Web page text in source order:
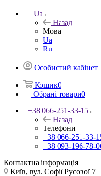
Ua
Назад
Мова
Ua
Ru
Особистий кабінет
Кошик0
Обрані товари0
+38 066-251-33-15
Назад
Телефони
+38 066-251-33-
+38 093-196-78-
Контактна інформація
Київ, вул. Софії Русової 7